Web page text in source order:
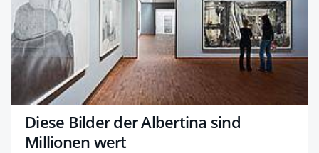
Diese Bilder der Albertina sind
Millionen wert